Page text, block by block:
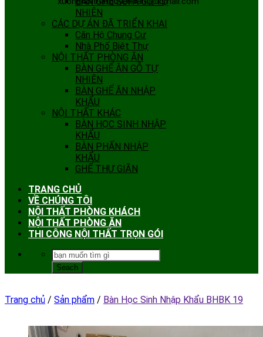
NHIÊN
CÁC DỰ ÁN ĐÃ TRIỂN KHAI
Căn Hộ Chung Cư
Nhà Phố Biệt Thự
NỘI THẤT PHÒNG ĂN
BÀN GHẾ ĂN GỖ TỰ
NHIÊN
BÀN GHẾ ĂN NHẬP
KHẨU
NỘI THẤT KHÁC
BÀN HỌC SINH NHẬP
KHẨU
BÀN PHẤN NHẬP
KHẨU
GHẾ THƯ GIÃN
TRANG CHỦ
VỀ CHÚNG TÔI
NỘI THẤT PHÒNG KHÁCH
NỘI THẤT PHÒNG ĂN
THI CÔNG NỘI THẤT TRỌN GÓI
Trang chủ / Sản phẩm / Bàn Học Sinh Nhập Khẩu BHBK 19